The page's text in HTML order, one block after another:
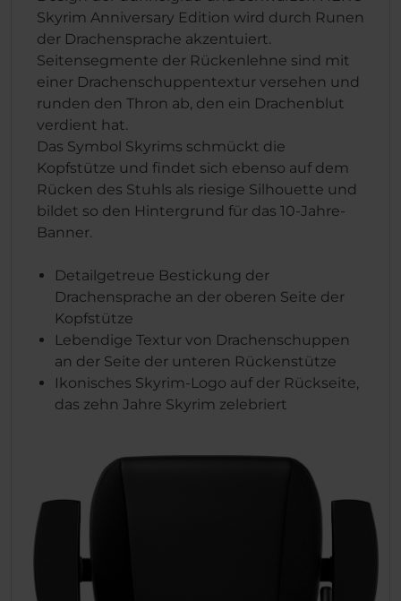
Skyrim Anniversary Edition wird durch Runen
der Drachensprache akzentuiert.
Seitensegmente der Rückenlehne sind mit
einer Drachenschuppentextur versehen und
runden den Thron ab, den ein Drachenblut
verdient hat.
Das Symbol Skyrims schmückt die
Kopfstütze und findet sich ebenso auf dem
Rücken des Stuhls als riesige Silhouette und
bildet so den Hintergrund für das 10-Jahre-
Banner.
Detailgetreue Bestickung der
Drachensprache an der oberen Seite der
Kopfstütze
Lebendige Textur von Drachenschuppen
an der Seite der unteren Rückenstütze
Ikonisches Skyrim-Logo auf der Rückseite,
das zehn Jahre Skyrim zelebriert